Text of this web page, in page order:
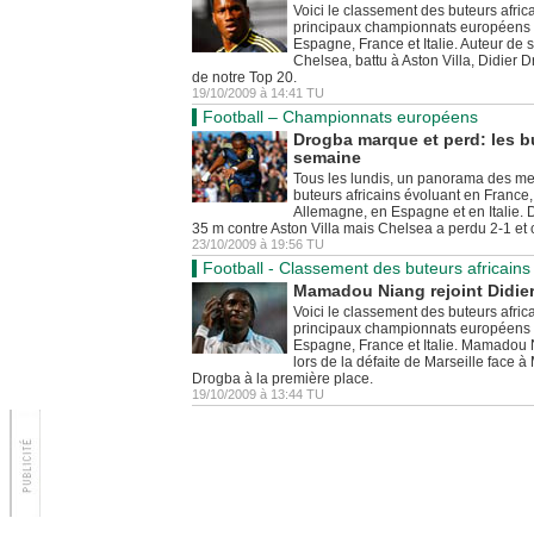
Voici le classement des buteurs
principaux championnats européens
Espagne, France et Italie. Auteur de
Chelsea, battu à Aston Villa, Didier
de notre Top 20.
19/10/2009 à 14:41 TU
Football – Championnats européens
Drogba marque et perd: les
semaine
Tous les lundis, un panorama des
buteurs africains évoluant en
Allemagne, en Espagne et en Italie.
35 m contre Aston Villa mais Chelsea a perdu 2-1 et
23/10/2009 à 19:56 TU
Football - Classement des buteurs africains
Mamadou Niang rejoint
Voici le classement des buteurs
principaux championnats européens
Espagne, France et Italie.
lors de la défaite de Marseille face
Drogba à la première place.
19/10/2009 à 13:44 TU